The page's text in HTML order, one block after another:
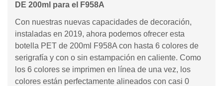
DE 200ml para el F958A
Con nuestras nuevas capacidades de decoración,
instaladas en 2019, ahora podemos ofrecer esta
botella PET de 200ml F958A con hasta 6 colores de
serigrafía y con o sin estampación en caliente. Como
los 6 colores se imprimen en línea de una vez, los
colores están perfectamente alineados con casi 0